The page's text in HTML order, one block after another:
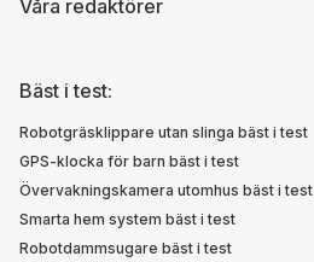
Våra redaktörer
Bäst i test:
Robotgräsklippare utan slinga bäst i test
GPS-klocka för barn bäst i test
Övervakningskamera utomhus bäst i test
Smarta hem system bäst i test
Robotdammsugare bäst i test